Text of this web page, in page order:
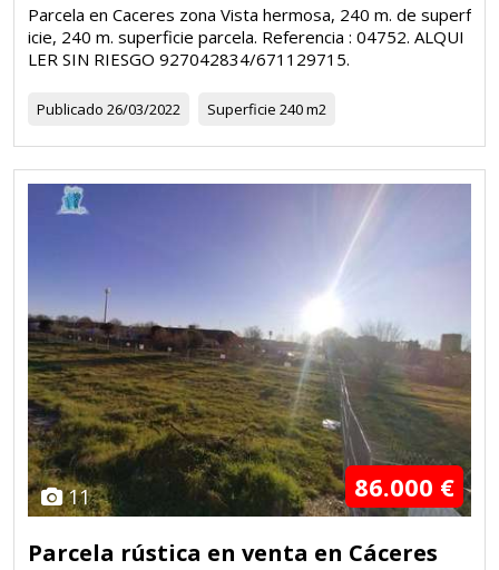
Parcela en Caceres zona Vista hermosa, 240 m. de superf
icie, 240 m. superficie parcela. Referencia : 04752. ALQUI
LER SIN RIESGO 927042834/671129715.
Publicado 26/03/2022 Superficie 240 m2
11 86.000 €
Parcela rústica en venta en Cáceres